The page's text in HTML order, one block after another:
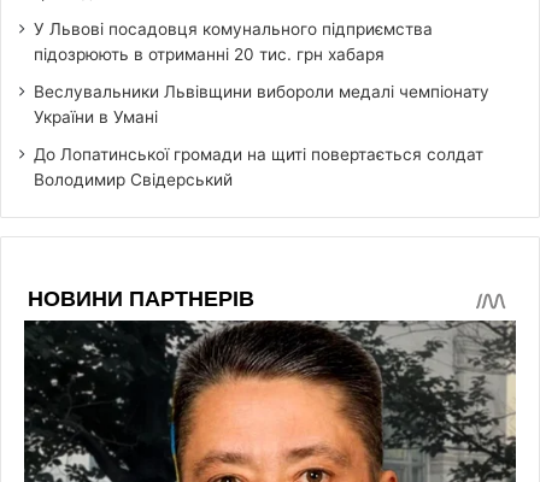
У Львові посадовця комунального підприємства
підозрюють в отриманні 20 тис. грн хабаря
Веслувальники Львівщини вибороли медалі чемпіонату
України в Умані
До Лопатинської громади на щиті повертається солдат
Володимир Свідерський